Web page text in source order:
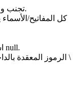
تجنب وضع فاصلة , بعد العنصر الأخير مباشرة.
كل المفاتيح/
لا تستخدم عبارة Undefined، استبدلها بـ null.
الرموز المعقدة